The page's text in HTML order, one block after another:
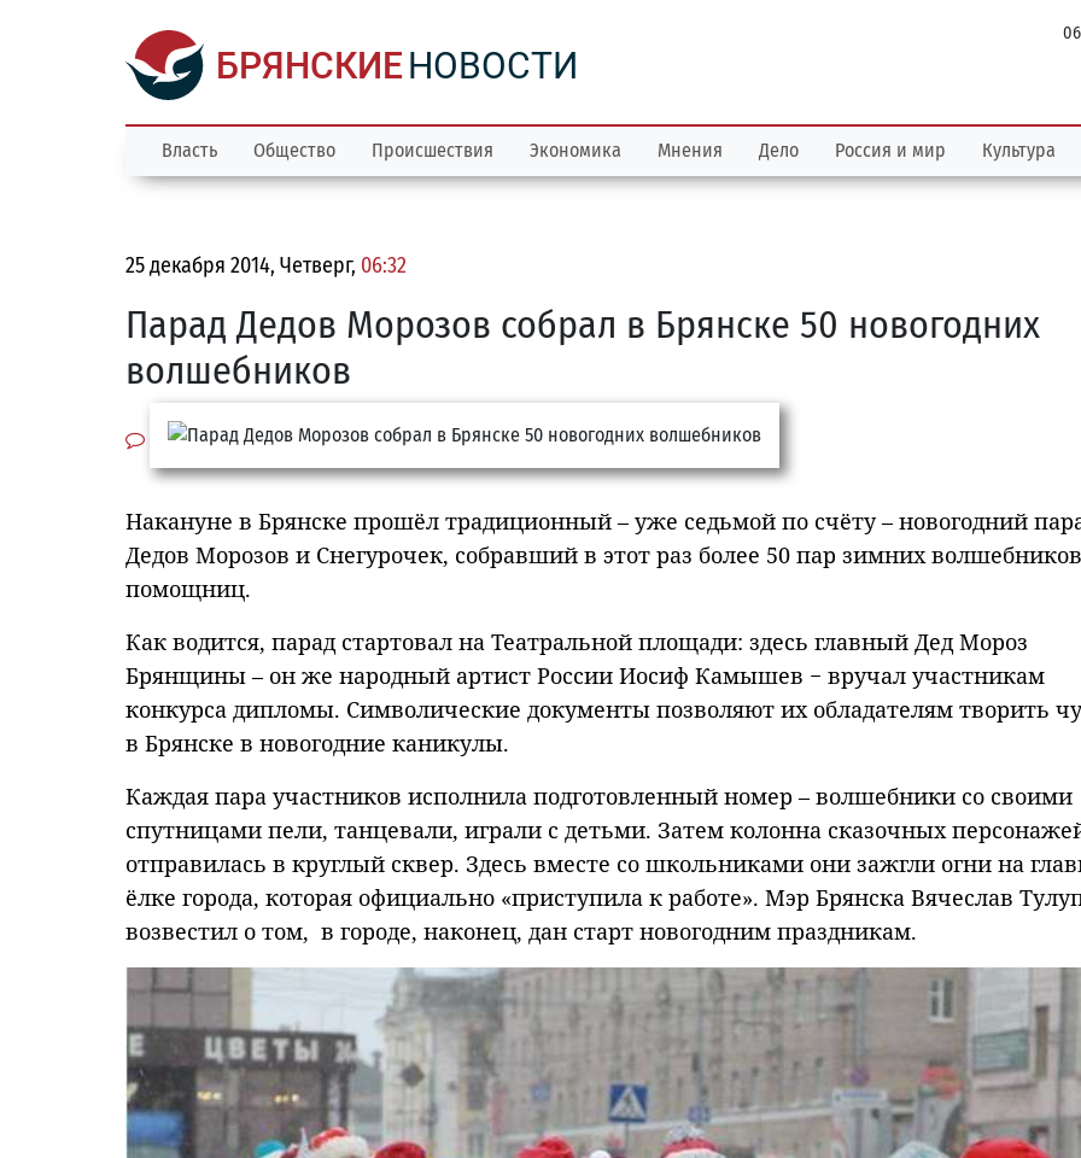
БРЯНСКИЕНОВОСТИ
Власть Общество Происшествия Экономика Мнения Дело Россия и мир Культура
25 декабря 2014, Четверг, 06:32
Парад Дедов Морозов собрал в Брянске 50 новогодних
волшебников
Накануне в Брянске прошёл традиционный – уже седьмой по счёту – новогодний
Дедов Морозов и Снегурочек, собравший в этот раз более 50 пар зимних
помощниц.
Как водится, парад стартовал на Театральной площади: здесь главный Дед Мороз
Брянщины – он же народный артист России Иосиф Камышев − вручал участникам
конкурса дипломы. Символические документы позволяют их обладателям творить
в Брянске в новогодние каникулы.
Каждая пара участников исполнила подготовленный номер – волшебники со своими
спутницами пели, танцевали, играли с детьми. Затем колонна сказочных
отправилась в круглый сквер. Здесь вместе со школьниками они зажгли огни на
ёлке города, которая официально «приступила к работе». Мэр Брянска Вячеслав
возвестил о том, в городе, наконец, дан старт новогодним праздникам.